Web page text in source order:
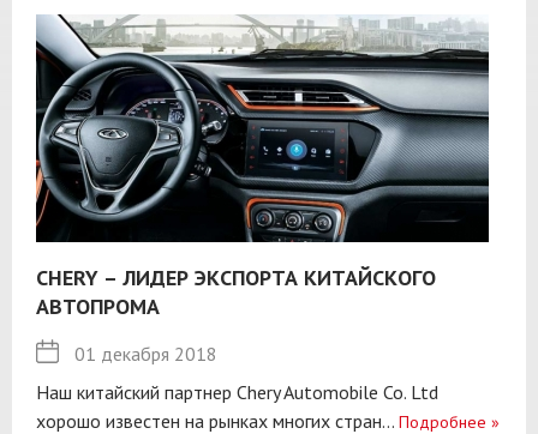
CHERY – ЛИДЕР ЭКСПОРТА КИТАЙСКОГО
АВТОПРОМА
01 декабря 2018
Наш китайский партнер Chery Automobile Co. Ltd
хорошо известен на рынках многих стран... Подробнее »